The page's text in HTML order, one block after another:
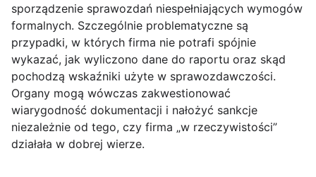
sporządzenie sprawozdań niespełniających wymogów
formalnych. Szczególnie problematyczne są
przypadki, w których firma nie potrafi spójnie
wykazać, jak wyliczono dane do raportu oraz skąd
pochodzą wskaźniki użyte w sprawozdawczości.
Organy mogą wówczas zakwestionować
wiarygodność dokumentacji i nałożyć sankcje
niezależnie od tego, czy firma „w rzeczywistości”
działała w dobrej wierze.